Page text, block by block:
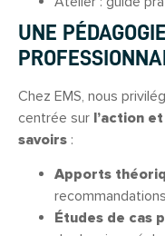
UNE
Chez EMS, nous
centrée sur l’action
savoirs :
Apports
Études de cas